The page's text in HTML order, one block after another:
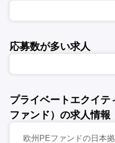
応募数が多い求人
プライベートエクイテ
ファンド）の求人情報
欧州PEファンドの日本